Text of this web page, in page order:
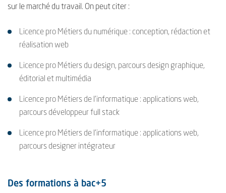
sur le marché du travail. On peut citer :
Licence pro Métiers du numérique : conception, rédaction et
réalisation web
Licence pro Métiers du design, parcours design graphique,
éditorial et multimédia
Licence pro Métiers de l'informatique : applications web,
parcours développeur full stack
Licence pro Métiers de l'informatique : applications web,
parcours designer intégrateur
Des formations à bac+5